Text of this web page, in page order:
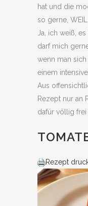
hat und die
so gerne,
Ja, ich weiß,
darf mich
wenn man
einem
Aus
Rezept nur an
dafür völlig frei
Rezept